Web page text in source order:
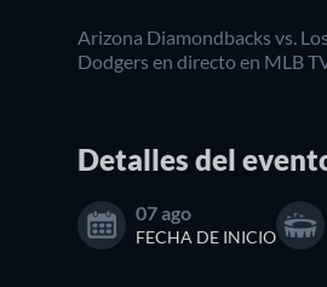
Arizona Diamondbacks vs.
Dodgers en directo en MLB
Detalles del
07 ago
FECHA DE INICIO